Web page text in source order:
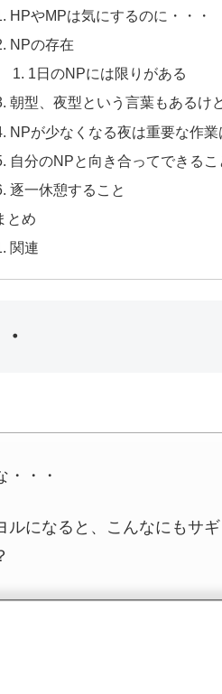
HPやMPは気にするのに・・・
NPの存在
1日のNPには限りがある
朝型、夜型という言葉もあるけ
NPが少なくなる夜は重要な作業
自分のNPと向き合ってできる
逐一休憩すること
とめ
関連
・・・
ルになると、こんなにもサ